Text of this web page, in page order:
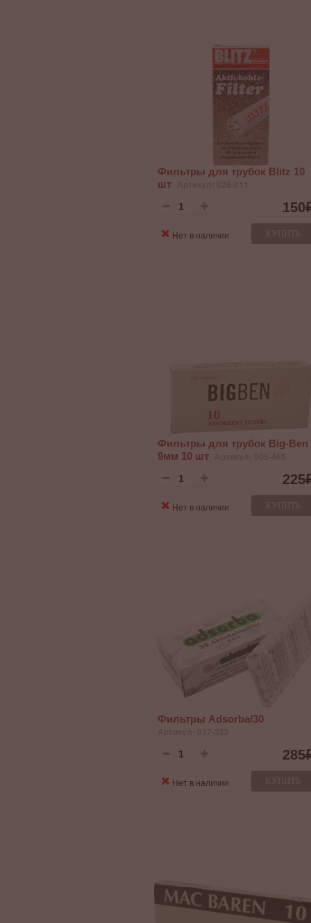
Фильтры для трубок Blitz 10
шт
150
КУПИТЬ
Нет в наличии
Фильтры для трубок Big-Ben
9мм 10 шт
225
КУПИТЬ
Нет в наличии
Фильтры Adsorba/30
285
КУПИТЬ
Нет в наличии